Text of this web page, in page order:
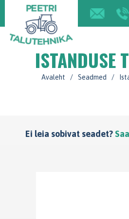
ISTANDUSE
Avaleht / Seadmed /
Ei leia sobivat seadet?